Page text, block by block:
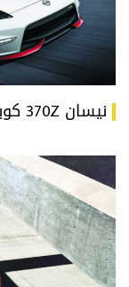
نيسان 370Z كوبيه/ رودستر/ نيسمو